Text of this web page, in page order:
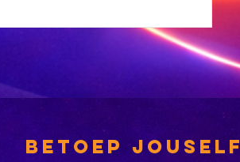
Ossewabrandwag-
argief is nou
digitaal
betoep jouself